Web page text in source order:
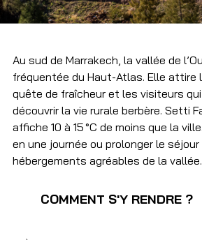
Au sud de Marrakech, la vallée de
fréquentée du Haut-Atlas. Elle attire
quête de fraîcheur et les visiteurs
découvrir la vie rurale berbère. Setti
affiche 10 à 15 °C de moins que la
en une journée ou prolonger le séjour
hébergements agréables de la vallée.
	COMMENT S'Y RENDRE ?